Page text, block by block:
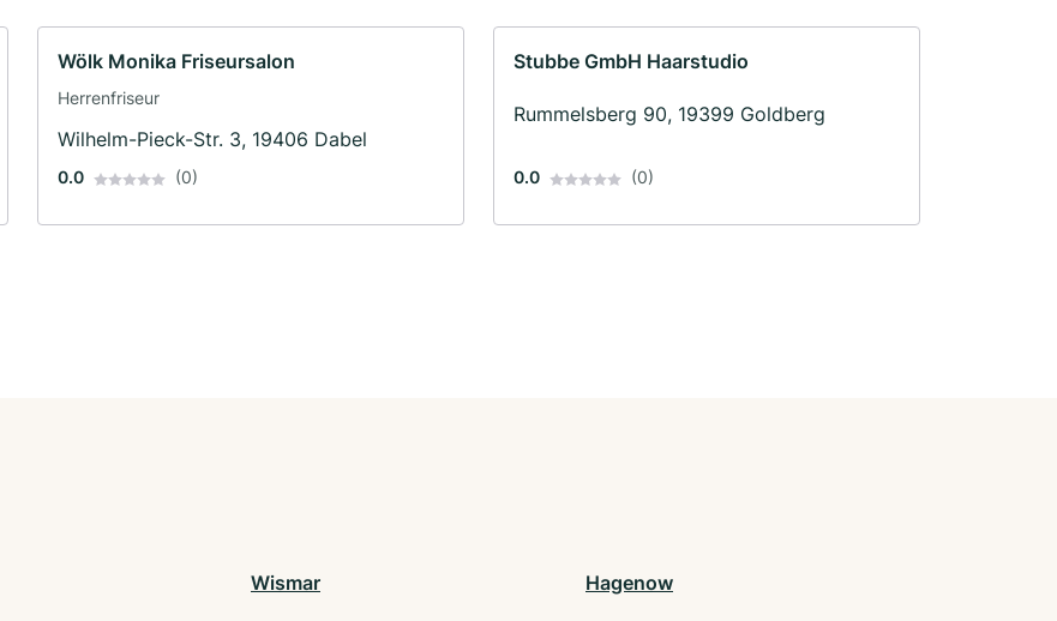
Wölk Monika Friseursalon
Herrenfriseur
Wilhelm-Pieck-Str. 3, 19406 Dabel
0.0 (0)
Stubbe GmbH Haarstudio
Rummelsberg 90, 19399 Goldberg
0.0 (0)
Wismar Hagenow